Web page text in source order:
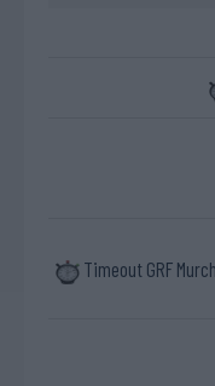
Timeout GRF